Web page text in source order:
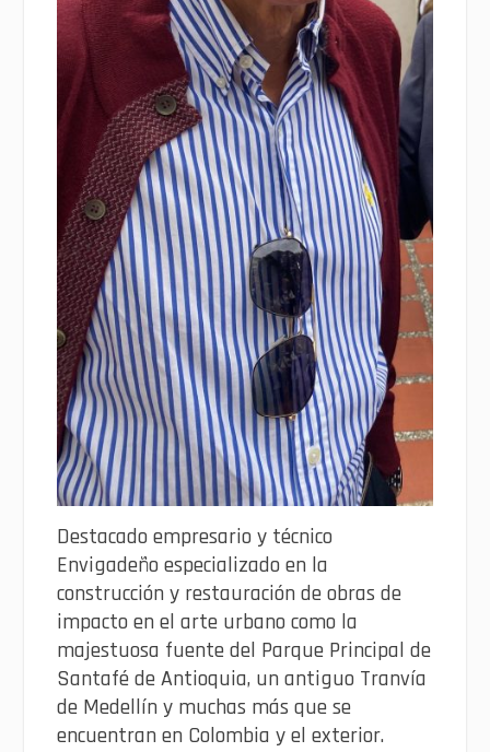
Destacado empresario y técnico
Envigadeño especializado en la
construcción y restauración de obras de
impacto en el arte urbano como la
majestuosa fuente del Parque Principal de
Santafé de Antioquia, un antiguo Tranvía
de Medellín y muchas más que se
encuentran en Colombia y el exterior.